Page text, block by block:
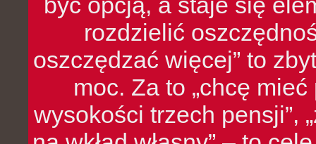
rozdzielić
oszczędzać więcej” to
moc. Za to „chcę
wysokości trzech pensji”,